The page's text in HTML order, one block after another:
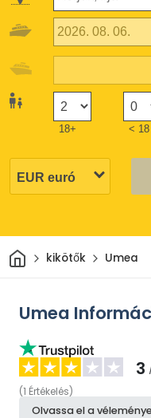
18+ < 18
Otthon
kikötők Umea
Umea
3
(1 Értékelés)
Olvassa el a